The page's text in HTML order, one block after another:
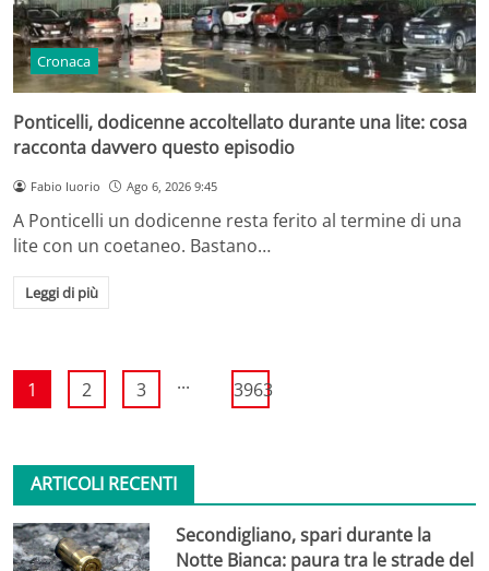
Cronaca
Ponticelli, dodicenne accoltellato durante una lite: cosa
racconta davvero questo episodio
Fabio Iuorio Ago 6, 2026 9:45
A Ponticelli un dodicenne resta ferito al termine di una
lite con un coetaneo. Bastano…
Leggi di più
1 2 3 ... 3963
ARTICOLI RECENTI
Secondigliano, spari durante la
Notte Bianca: paura tra le strade del